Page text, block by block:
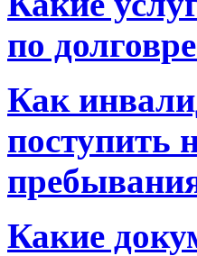
по
Как
поступить
Какие